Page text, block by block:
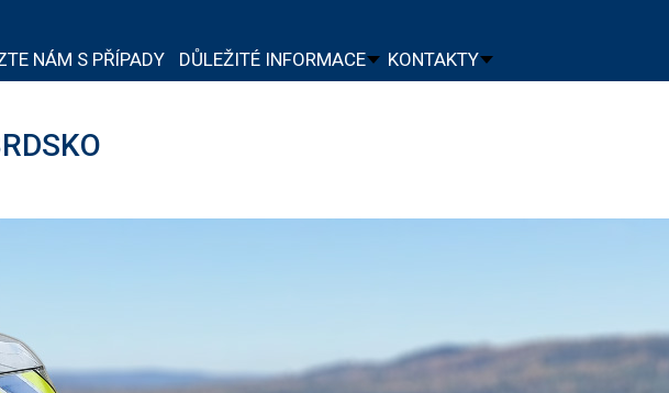
NÁM S PŘÍPADY DŮLEŽITÉ INFORMACE KONTAKTY